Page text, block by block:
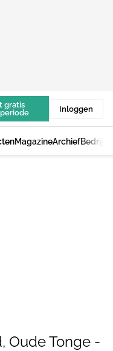
gratis
Inloggen
MagazineArchief
Oude Tonge -